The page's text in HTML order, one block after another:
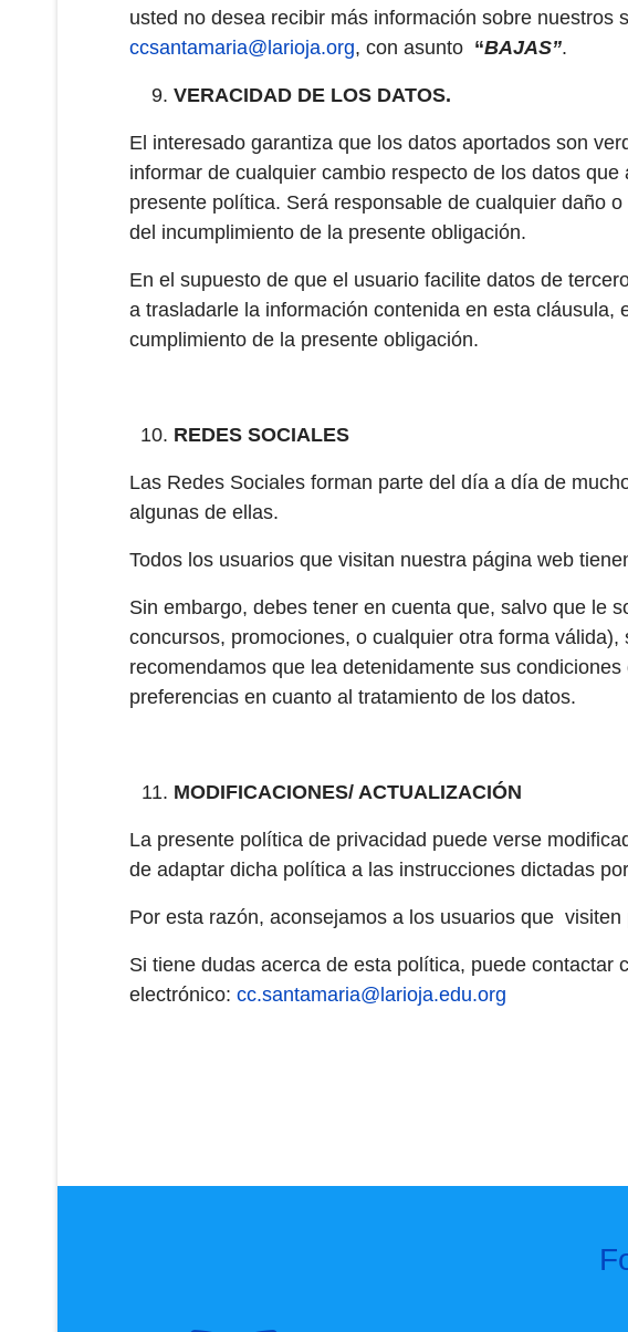
usted no desea recibir más información sobre
ccsantamaria@larioja.org, con asunto “BAJAS”.
VERACIDAD DE LOS DATOS.
El interesado garantiza que los datos aportados son
informar de cualquier cambio respecto de los datos
presente política. Será responsable de cualquier daño
del incumplimiento de la presente obligación.
En el supuesto de que el usuario facilite datos de
a trasladarle la información contenida en esta
cumplimiento de la presente obligación.
REDES SOCIALES
Las Redes Sociales forman parte del día a día de
algunas de ellas.
Todos los usuarios que visitan nuestra página web
Sin embargo, debes tener en cuenta que, salvo que le
concursos, promociones, o cualquier otra forma
recomendamos que lea detenidamente sus
preferencias en cuanto al tratamiento de los datos.
MODIFICACIONES/ ACTUALIZACIÓN
La presente política de privacidad puede verse
de adaptar dicha política a las instrucciones dictadas
Por esta razón, aconsejamos a los usuarios que
Si tiene dudas acerca de esta política, puede contactar
electrónico: cc.santamaria@larioja.edu.org